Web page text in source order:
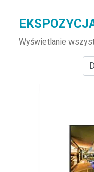
Wyświetlanie